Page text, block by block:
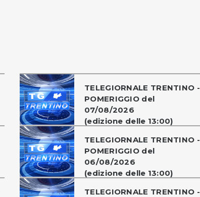
TELEGIORNALE TRENTINO -
POMERIGGIO del
07/08/2026
(edizione delle 13:00)
TELEGIORNALE TRENTINO -
POMERIGGIO del
06/08/2026
(edizione delle 13:00)
TELEGIORNALE TRENTINO -